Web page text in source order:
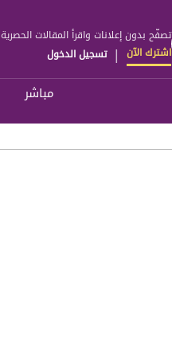
تصفّح بدون إعلانات واقرأ المقالات الحصرية
اشترك الآن | تسجيل الدخول
مباشر